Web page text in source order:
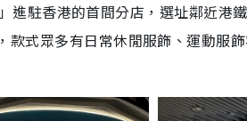
進駐香港的首間分店，選址鄰近港
款式眾多有日常休閒服飾、運動服